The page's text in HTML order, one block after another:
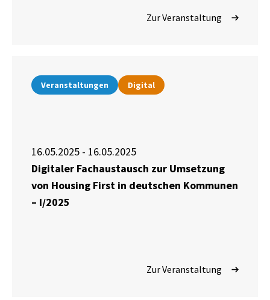
Zur Veranstaltung
Veranstaltungen Digital
16.05.2025 - 16.05.2025
Digitaler Fachaustausch zur Umsetzung
von Housing First in deutschen Kommunen
– I/2025
Zur Veranstaltung